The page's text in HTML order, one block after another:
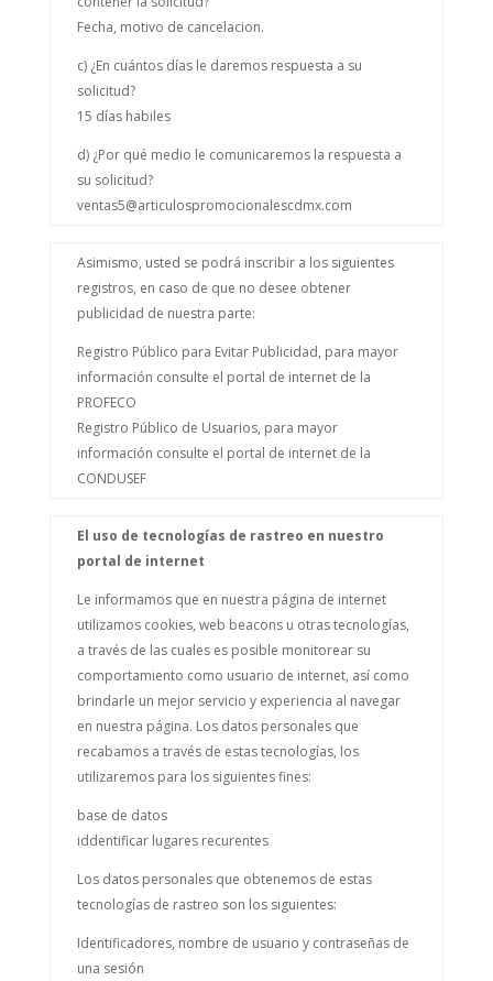
Fecha, motivo de cancelacion.
c) ¿En cuántos días le daremos respuesta a su
solicitud?
15 días habiles
d) ¿Por qué medio le comunicaremos la respuesta a
su solicitud?
ventas5@articulospromocionalescdmx.com
Asimismo, usted se podrá inscribir a los siguientes
registros, en caso de que no desee obtener
publicidad de nuestra parte:
Registro Público para Evitar Publicidad, para mayor
información consulte el portal de internet de la
PROFECO
Registro Público de Usuarios, para mayor
información consulte el portal de internet de la
CONDUSEF
El uso de tecnologías de rastreo en nuestro
portal de internet
Le informamos que en nuestra página de internet
utilizamos cookies, web beacons u otras tecnologías,
a través de las cuales es posible monitorear su
comportamiento como usuario de internet, así como
brindarle un mejor servicio y experiencia al navegar
en nuestra página. Los datos personales que
recabamos a través de estas tecnologías, los
utilizaremos para los siguientes fines:
base de datos
iddentificar lugares recurentes
Los datos personales que obtenemos de estas
tecnologías de rastreo son los siguientes:
Identificadores, nombre de usuario y contraseñas de
una sesión